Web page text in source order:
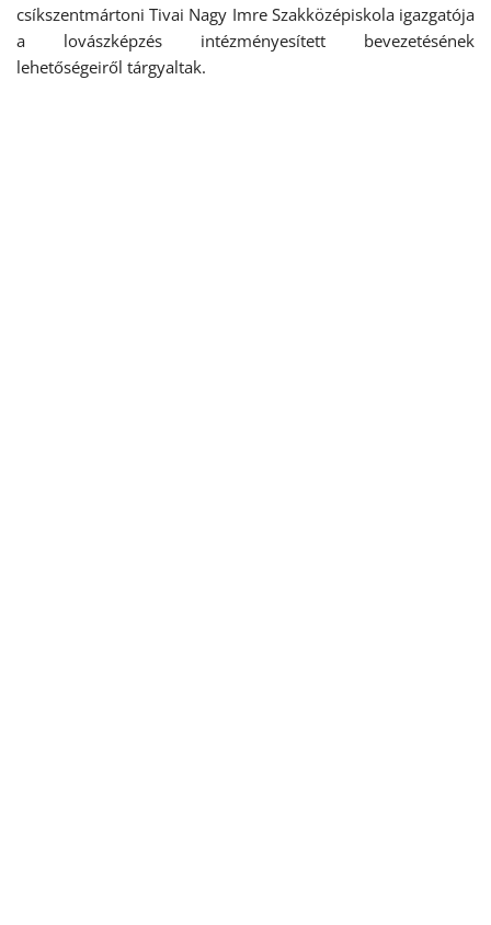
csíkszentmártoni Tivai Nagy Imre Szakközépiskola igazgatója
a lovászképzés intézményesített bevezetésének
lehetőségeiről tárgyaltak.